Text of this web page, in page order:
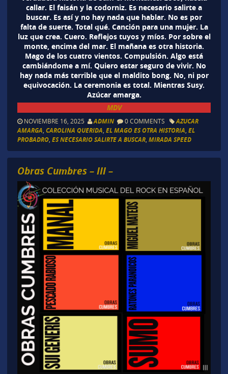
callar. El faisán y la codorniz. Es necesario salirte a
buscar. Es así y no hay nada que hablar. No es por
falta de suerte. Total qué. Canción para una mujer. La
luz que crea. Cuero. Reflejos tuyos y míos. Por sobre el
monte, encima del mar. El mañana es otra historia.
Mago de los cuatro vientos. Compulsión. Algo está
cambiándome a mí. Quiero estar seguro de vivir. No
hay nada más terrible que el maldito bong. No, ni por
equivocación. La ceremonia es total. Mientras Susy.
Azúcar amarga.
MDV
NOVIEMBRE 16, 2025 ADMIN 0 COMMENTS
AZUCAR
AMARGA CAROLINA QUERIDA EL MAGO ES OTRA HISTORIA EL
PROBADRO, ES NECESARIO SALIRTE A BUSCAR, MIRADA SPEED
Obras Cumbres – III –